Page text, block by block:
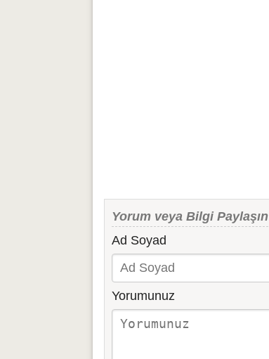
Yorum veya Bilgi Paylaşın
Ad Soyad
Yorumunuz